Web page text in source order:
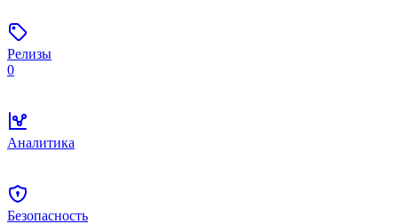
Релизы
0
Аналитика
Безопасность